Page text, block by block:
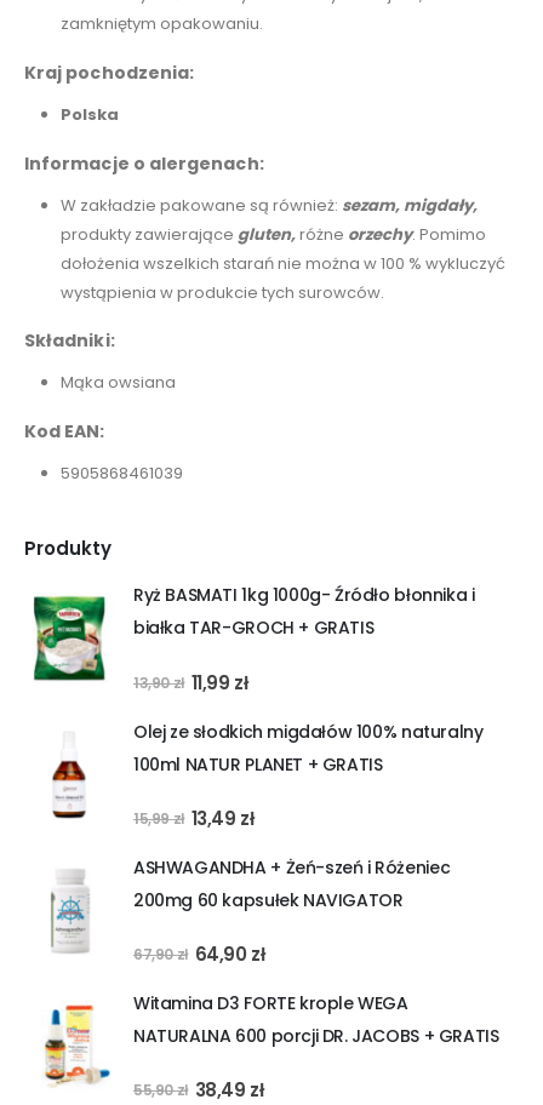
zamkniętym opakowaniu.
Kraj pochodzenia:
Polska
Informacje o alergenach:
W zakładzie pakowane są również: sezam, migdały,
produkty zawierające gluten,różne orzechy. Pomimo
dołożenia wszelkich starań nie można w 100 % wykluczyć
wystąpienia w produkcie tych surowców.
Składniki:
Mąka owsiana
Kod EAN:
5905868461039
Produkty
Ryż BASMATI 1kg 1000g- Źródło błonnika i
białka TAR-GROCH + GRATIS
13,90zł Pierwotna
wynosiła:
13,90 zł.
11,99 złAktualna
wynosi:
11,99 zł.
Olej ze słodkich migdałów 100% naturalny
100ml NATUR PLANET + GRATIS
15,99zł Pierwotna
wynosiła:
15,99 zł.
13,49 złAktualna
wynosi:
13,49 zł.
ASHWAGANDHA + Żeń-szeń i Różeniec
200mg 60 kapsułek NAVIGATOR
67,90zł Pierwotna
wynosiła:
67,90 zł.
64,90 złAktualna
wynosi:
64,90 zł.
Witamina D3 FORTE krople WEGA
NATURALNA 600 porcji DR. JACOBS + GRATIS
55,90zł Pierwotna
38,49 złAktualna